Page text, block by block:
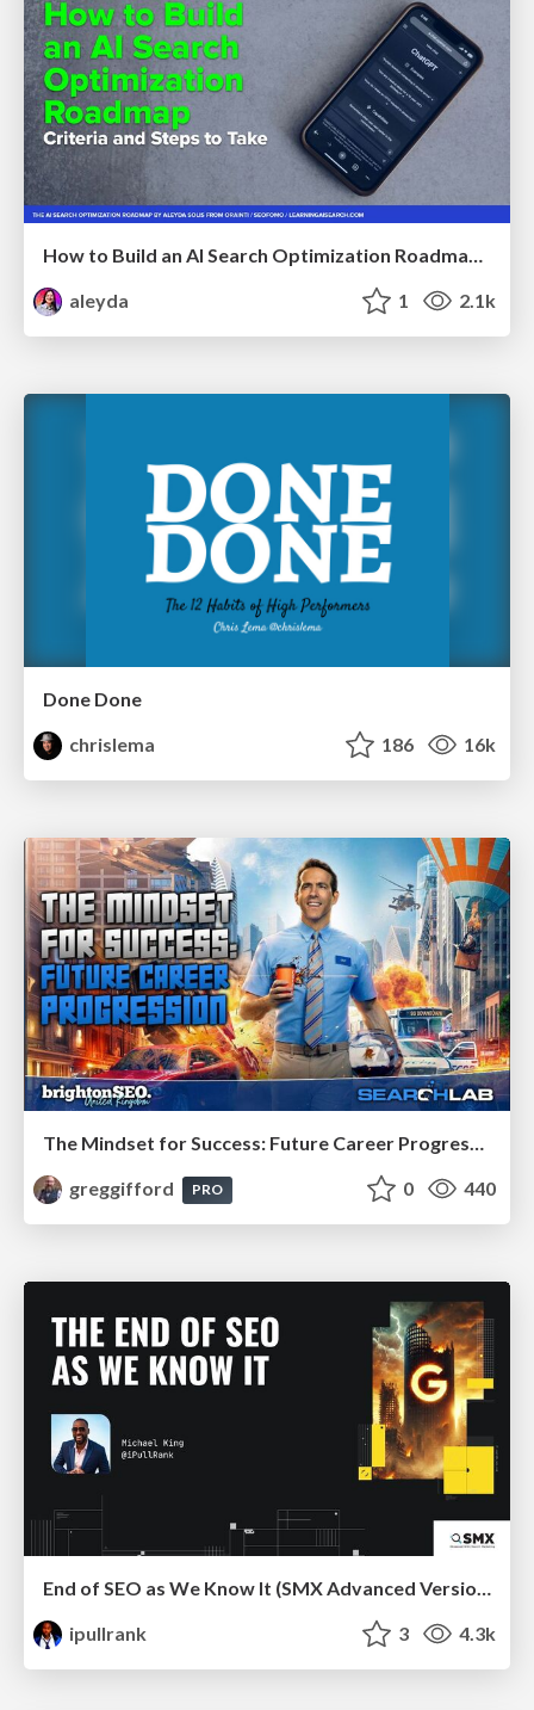
aleyda
1 2.1k
Done Done
chrislema
186 16k
The Mindset for Success: Future Career Progression
greggifford
PRO 0 440
End of SEO as We Know It (SMX Advanced Version)
ipullrank
3 4.3k